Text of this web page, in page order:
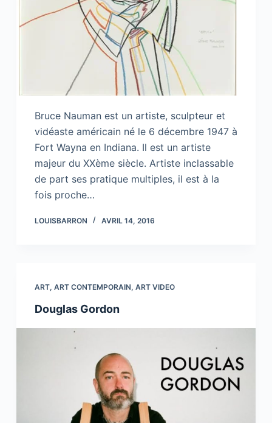
Bruce Nauman est un artiste, sculpteur et
vidéaste américain né le 6 décembre 1947 à
Fort Wayna en Indiana. Il est un artiste
majeur du XXème siècle. Artiste inclassable
de part ses pratique multiples, il est à la
fois proche…
LOUISBARRON AVRIL 14, 2016
ART, ART CONTEMPORAIN, ART VIDEO
Douglas Gordon